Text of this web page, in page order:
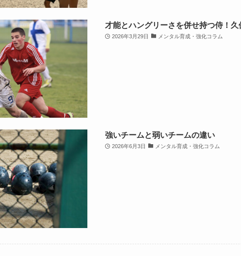
才能とハングリーさを併せ持つ侍！久
2026年3月29日 メンタル育成・強化コラム
強いチームと弱いチームの違い
2026年6月3日 メンタル育成・強化コラム